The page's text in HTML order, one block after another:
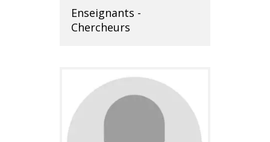
Enseignants -
Chercheurs